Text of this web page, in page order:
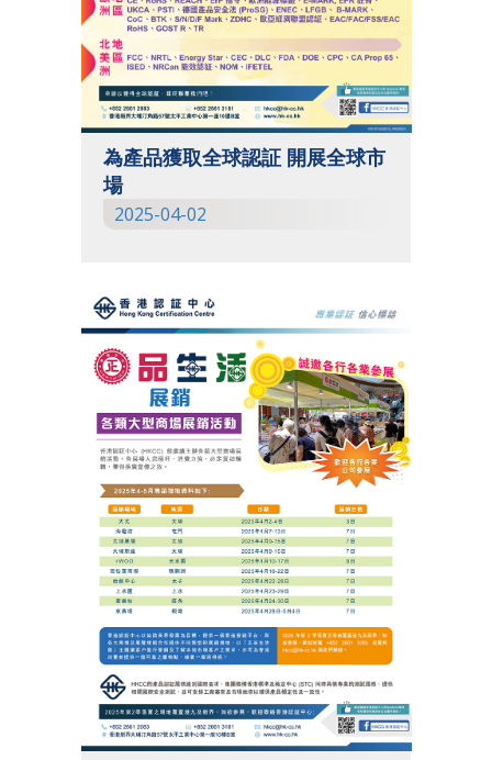
為產品獲取全球認証 開展全球市
場
2025-04-02